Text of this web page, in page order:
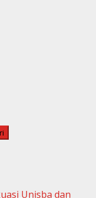
Unisba dan